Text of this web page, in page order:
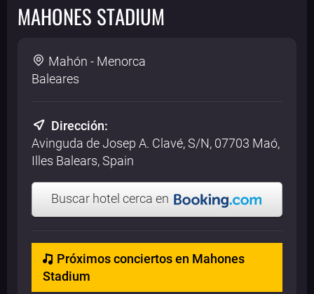
MAHONES STADIUM
Mahón - Menorca
Baleares
Dirección:
Avinguda de Josep A. Clavé, S/N, 07703 Maó,
Illes Balears, Spain
Buscar hotel cerca en
Próximos conciertos en Mahones
Stadium